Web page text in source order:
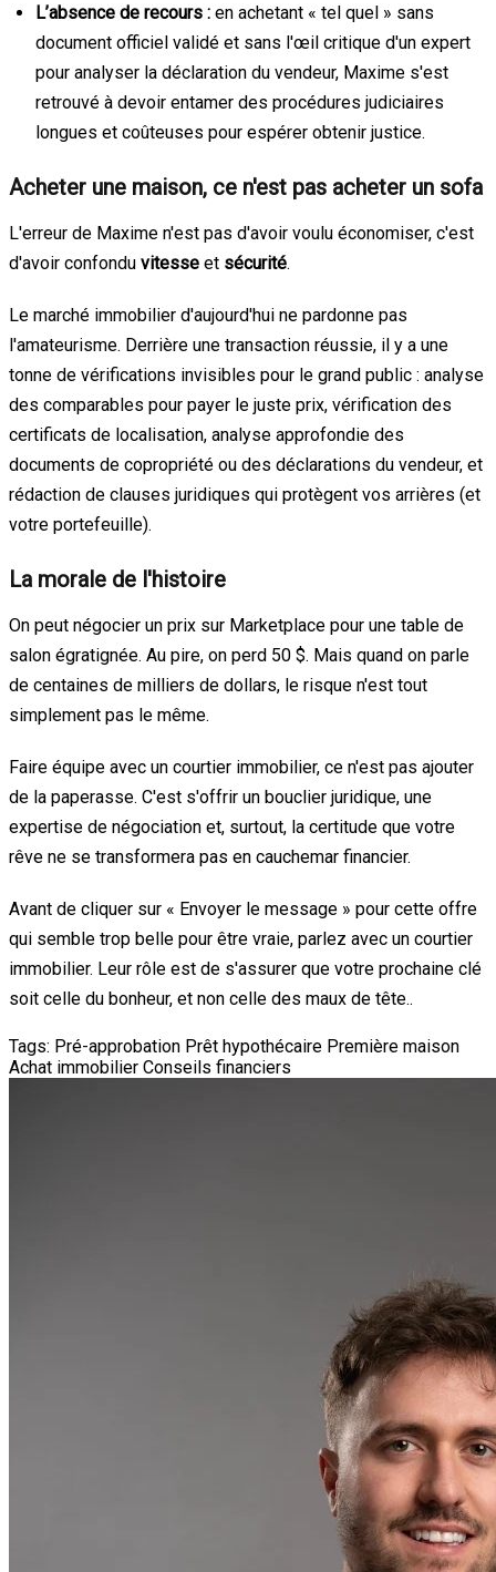
L’absence de recours : en achetant « tel quel » sans
document officiel validé et sans l'œil critique d'un expert
pour analyser la déclaration du vendeur, Maxime s'est
retrouvé à devoir entamer des procédures judiciaires
longues et coûteuses pour espérer obtenir justice.
Acheter une maison, ce n'est pas acheter un sofa
L'erreur de Maxime n'est pas d'avoir voulu économiser, c'est
d'avoir confondu vitesse et sécurité.
Le marché immobilier d'aujourd'hui ne pardonne pas
l'amateurisme. Derrière une transaction réussie, il y a une
tonne de vérifications invisibles pour le grand public : analyse
des comparables pour payer le juste prix, vérification des
certificats de localisation, analyse approfondie des
documents de copropriété ou des déclarations du vendeur, et
rédaction de clauses juridiques qui protègent vos arrières (et
votre portefeuille).
La morale de l'histoire
On peut négocier un prix sur Marketplace pour une table de
salon égratignée. Au pire, on perd 50 $. Mais quand on parle
de centaines de milliers de dollars, le risque n'est tout
simplement pas le même.
Faire équipe avec un courtier immobilier, ce n'est pas ajouter
de la paperasse. C'est s'offrir un bouclier juridique, une
expertise de négociation et, surtout, la certitude que votre
rêve ne se transformera pas en cauchemar financier.
Avant de cliquer sur « Envoyer le message » pour cette offre
qui semble trop belle pour être vraie, parlez avec un courtier
immobilier. Leur rôle est de s'assurer que votre prochaine clé
soit celle du bonheur, et non celle des maux de tête..
Tags: Pré-approbation Prêt hypothécaire Première maison
Achat immobilier Conseils financiers